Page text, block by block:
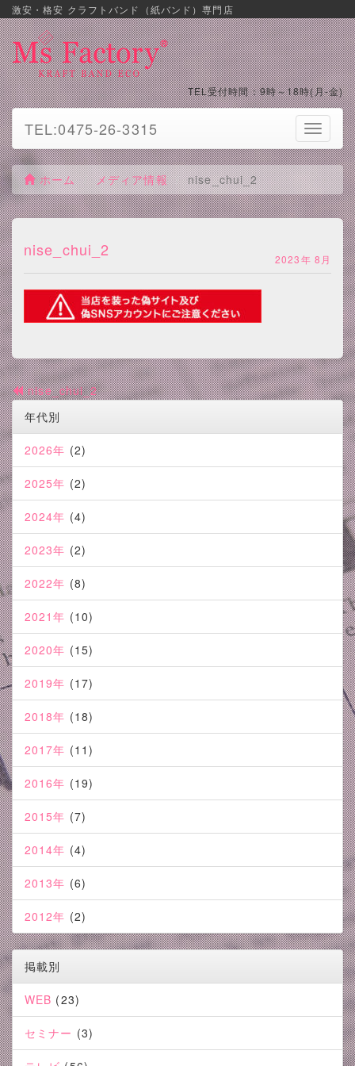
激安・格安 クラフトバンド（紙バンド）専門店
TEL受付時間：9時～18時(月-金)
Toggle
TEL:0475-26-3315
ホーム メディア情報 nise_chui_2
nise_chui_2 2023年 8月
nise_chui_2
年代別
2026年 (2)
2025年 (2)
2024年 (4)
2023年 (2)
2022年 (8)
2021年 (10)
2020年 (15)
2019年 (17)
2018年 (18)
2017年 (11)
2016年 (19)
2015年 (7)
2014年 (4)
2013年 (6)
2012年 (2)
掲載別
WEB (23)
セミナー (3)